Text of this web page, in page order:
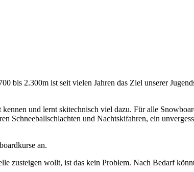
bis 2.300m ist seit vielen Jah­ren das Ziel unserer
und lernt skitechnisch viel dazu. Für alle
Schneeballschlachten und Nacht­skifahren, ein
an.
zusteigen wollt, ist das kein Problem. Nach Bedarf